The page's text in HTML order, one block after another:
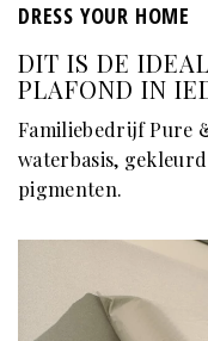
DRESS YOUR HOME
DIT IS DE
PLAFOND IN
Familiebedrijf Pure
waterbasis,
pigmenten.